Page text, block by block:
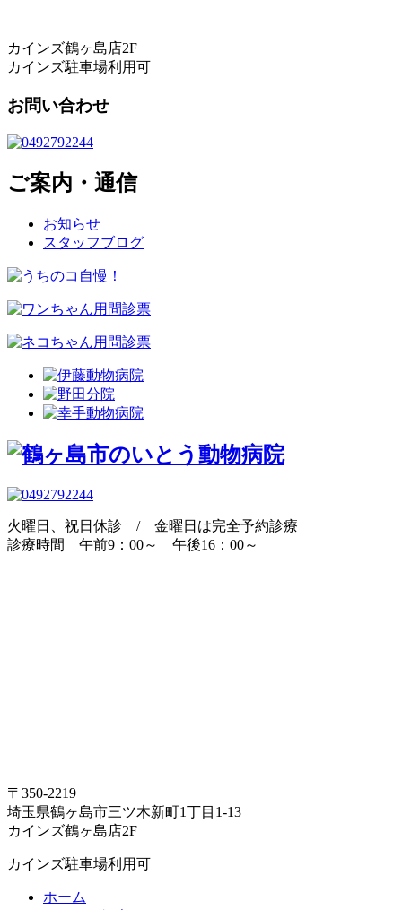
カインズ鶴ヶ島店2F
カインズ駐車場利用可
お問い合わせ
ご案内・通信
お知らせ
スタッフブログ
火曜日、祝日休診 / 金曜日は完全予約診療
診療時間 午前9：00～ 午後16：00～
〒350-2219
埼玉県鶴ヶ島市三ツ木新町1丁目1-13
カインズ鶴ヶ島店2F
カインズ駐車場利用可
ホーム